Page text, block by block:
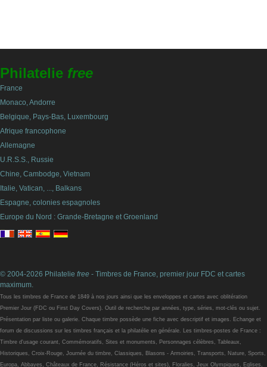
Philatelie free
France
Monaco, Andorre
Belgique, Pays-Bas, Luxembourg
Afrique francophone
Allemagne
U.R.S.S., Russie
Chine, Cambodge, Vietnam
Italie, Vatican, ..., Balkans
Espagne, colonies espagnoles
Europe du Nord : Grande-Bretagne et Groenland
© 2004-2026 Philatelie free - Timbres de France, premier jour FDC et cartes
maximum.
Tous les timbres de France de 1849 à nos jours ainsi que les enveloppes et cartes avec oblitération
Premier Jour (FDC ou First Day Covers). Outil de recherche par années, type, séries, mot-clés ou sujet.
Présentation par liste ou galerie. Chaque timbre possède une fiche avec descriptif et images. Echange et
forum de discussions sur les timbres français et la philatélie en générale. Les timbres-postes de France :
Timbre d'usage courant, Commémoratifs, Sites et monuments, Personnages célèbres, Tableaux,
Historiques, Croix-Rouge, Journée du timbre, Classiques, Blasons - Armoiries, Transports, Nature, Sports,
Europa, Abbayes, Châteaux de France, Résistance (Héros et sites), Floralies, Jeux Olympiques, Eglises,